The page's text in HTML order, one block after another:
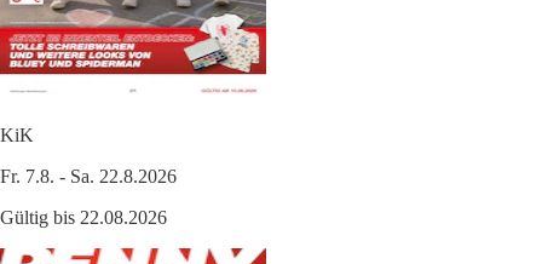
KiK
Fr. 7.8. - Sa. 22.8.2026
Gültig bis 22.08.2026